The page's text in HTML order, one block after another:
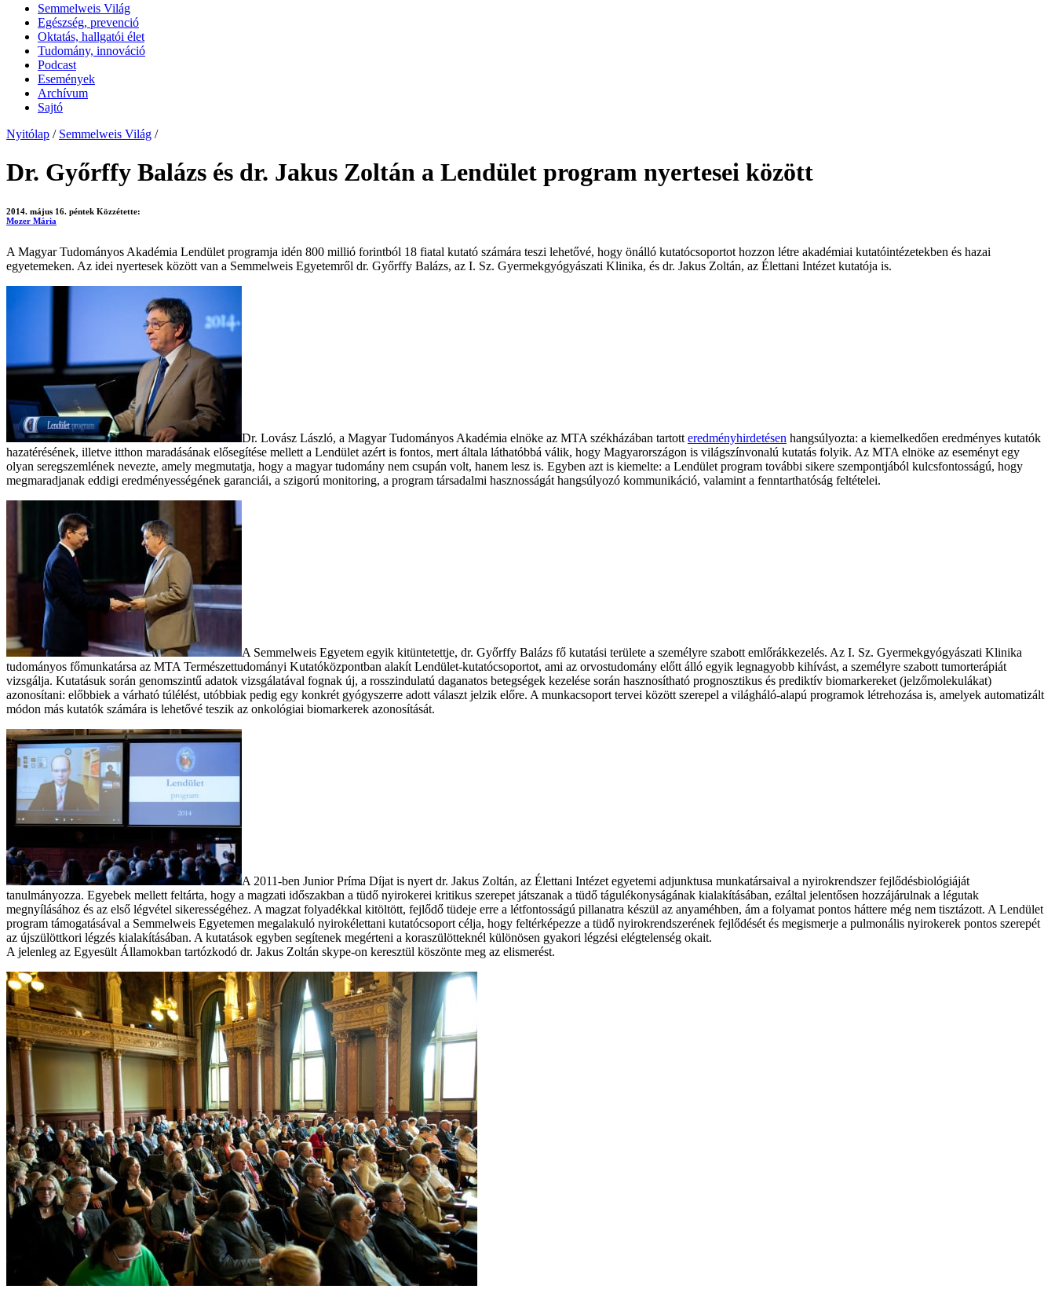
Semmelweis Világ
Egészség, prevenció
Oktatás, hallgatói élet
Tudomány, innováció
Podcast
Események
Archívum
Sajtó
Nyitólap / Semmelweis Világ /
Dr. Győrffy Balázs és dr. Jakus Zoltán a Lendület program nyertesei között
2014. május 16. péntek Közzétette:
Mozer Mária
A Magyar Tudományos Akadémia Lendület programja idén 800 millió forintból 18 fiatal kutató számára teszi lehetővé, hogy önálló kutatócsoportot hozzon létre akadémiai kutatóintézetekben és hazai
egyetemeken. Az idei nyertesek között van a Semmelweis Egyetemről dr. Győrffy Balázs, az I. Sz. Gyermekgyógyászati Klinika, és dr. Jakus Zoltán, az Élettani Intézet kutatója is.
Dr. Lovász László, a Magyar Tudományos Akadémia elnöke az MTA székházában tartott eredményhirdetésen hangsúlyozta: a kiemelkedően eredményes kutatók
hazatérésének, illetve itthon maradásának elősegítése mellett a Lendület azért is fontos, mert általa láthatóbbá válik, hogy Magyarországon is világszínvonalú kutatás folyik. Az MTA elnöke az eseményt egy
olyan seregszemlének nevezte, amely megmutatja, hogy a magyar tudomány nem csupán volt, hanem lesz is. Egyben azt is kiemelte: a Lendület program további sikere szempontjából kulcsfontosságú, hogy
megmaradjanak eddigi eredményességének garanciái, a szigorú monitoring, a program társadalmi hasznosságát hangsúlyozó kommunikáció, valamint a fenntarthatóság feltételei.
A Semmelweis Egyetem egyik kitüntetettje, dr. Győrffy Balázs fő kutatási területe a személyre szabott emlőrákkezelés. Az I. Sz. Gyermekgyógyászati Klinika
tudományos főmunkatársa az MTA Természettudományi Kutatóközpontban alakít Lendület-kutatócsoportot, ami az orvostudomány előtt álló egyik legnagyobb kihívást, a személyre szabott tumorterápiát
vizsgálja. Kutatásuk során genomszintű adatok vizsgálatával fognak új, a rosszindulatú daganatos betegségek kezelése során hasznosítható prognosztikus és prediktív biomarkereket (jelzőmolekulákat)
azonosítani: előbbiek a várható túlélést, utóbbiak pedig egy konkrét gyógyszerre adott választ jelzik előre. A munkacsoport tervei között szerepel a világháló-alapú programok létrehozása is, amelyek automatizált
módon más kutatók számára is lehetővé teszik az onkológiai biomarkerek azonosítását.
A 2011-ben Junior Príma Díjat is nyert dr. Jakus Zoltán, az Élettani Intézet egyetemi adjunktusa munkatársaival a nyirokrendszer fejlődésbiológiáját
tanulmányozza. Egyebek mellett feltárta, hogy a magzati időszakban a tüdő nyirokerei kritikus szerepet játszanak a tüdő tágulékonyságának kialakításában, ezáltal jelentősen hozzájárulnak a légutak
megnyílásához és az első légvétel sikerességéhez. A magzat folyadékkal kitöltött, fejlődő tüdeje erre a létfontosságú pillanatra készül az anyaméhben, ám a folyamat pontos háttere még nem tisztázott. A Lendület
program támogatásával a Semmelweis Egyetemen megalakuló nyirokélettani kutatócsoport célja, hogy feltérképezze a tüdő nyirokrendszerének fejlődését és megismerje a pulmonális nyirokerek pontos szerepét
az újszülöttkori légzés kialakításában. A kutatások egyben segítenek megérteni a koraszülötteknél különösen gyakori légzési elégtelenség okait.
A jelenleg az Egyesült Államokban tartózkodó dr. Jakus Zoltán skype-on keresztül köszönte meg az elismerést.